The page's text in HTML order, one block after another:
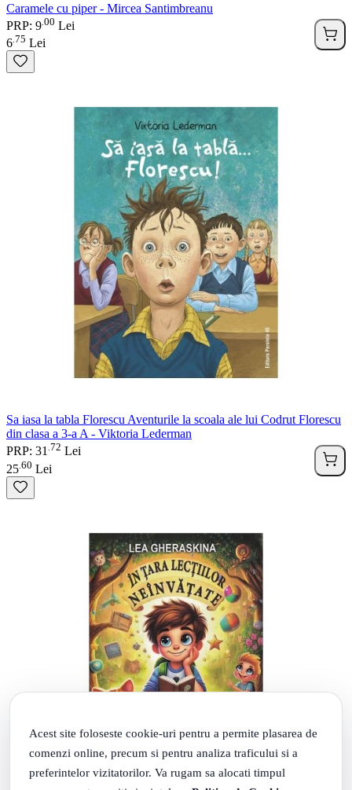
Acest site foloseste cookie-uri pentru a permite plasarea de
comenzi online, precum si pentru analiza traficului si a
preferintelor vizitatorilor. Va rugam sa alocati timpul
Caramele cu piper - Mircea Santimbreanu
PRP: 9 00 Lei
6 75 Lei
Sa iasa la tabla Florescu Aventurile la scoala ale lui Codrut Florescu
din clasa a 3-a A - Viktoria Lederman
PRP: 31 72 Lei
25 60 Lei